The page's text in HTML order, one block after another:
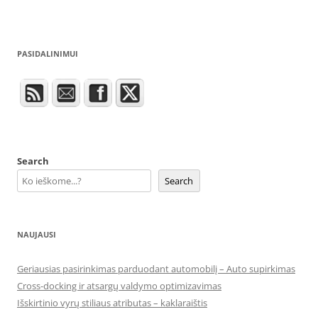
PASIDALINIMUI
Search
Search
NAUJAUSI
Geriausias pasirinkimas parduodant automobilį – Auto supirkimas
Cross-docking ir atsargų valdymo optimizavimas
Išskirtinio vyrų stiliaus atributas – kaklaraištis